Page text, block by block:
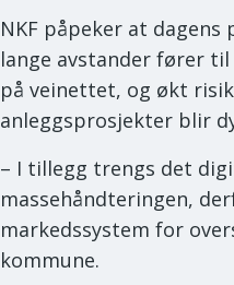
NKF påpeker at
lange avstander fører
på veinettet, og økt
anleggsprosjekter blir
– I tillegg trengs det
massehåndteringen,
markedssystem for
kommune.